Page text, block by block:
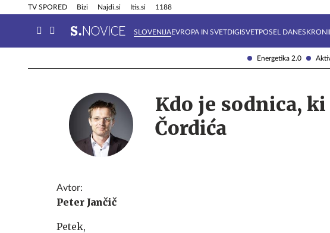
Energetika 2.0
TV SPORED Bizi Najdi.si Itis.si 1188
SLOVENIJAEVROPA IN SVETDIGISVETPOSEL DANES
Info in obvestila Tehnik
Avtor:
Peter Jančič
Petek,
Kdo je sodnica,
Čordića